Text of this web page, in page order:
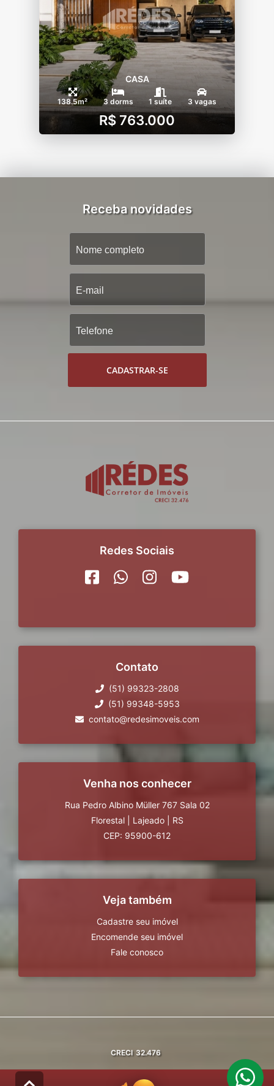
CASA
138.5m² 3 dorms 1 suíte 3 vagas
R$ 763.000
Receba novidades
CADASTRAR-SE
Redes Sociais
Contato
(51) 99323-2808
(51) 99348-5953
contato@redesimoveis.com
Venha nos conhecer
Rua Pedro Albino Müller 767 Sala 02
Florestal
Lajeado
RS
CEP: 95900-612
Veja também
Cadastre seu imóvel
Encomende seu imóvel
Fale conosco
CRECI 32.476